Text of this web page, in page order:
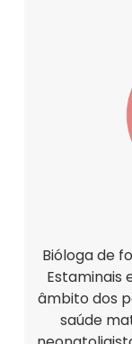
Bióloga de
Estaminais
âmbito dos
saúde